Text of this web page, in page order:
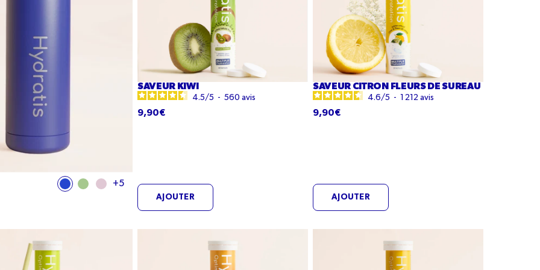
Bleu Vert Rose+5
SAVEUR KIWI
4.5/5 - 560 avis
9,90€
AJOUTER
SAVEUR CITRON FLEURS DE SUREAU
4.6/5 - 1 212 avis
9,90€
AJOUTER